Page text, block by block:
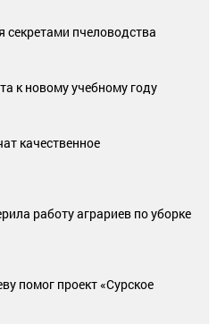
пчеловодства
к новому учебному году
качественное
работу аграриев по уборке
помог проект «Сурское